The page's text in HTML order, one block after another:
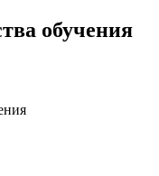
обучения